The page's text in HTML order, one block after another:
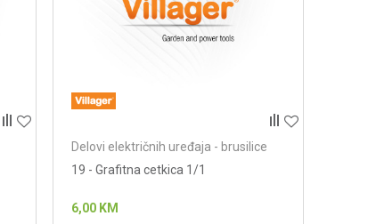
Delovi električnih uređaja - brusilice
19 - Grafitna cetkica 1/1
6,00 KM